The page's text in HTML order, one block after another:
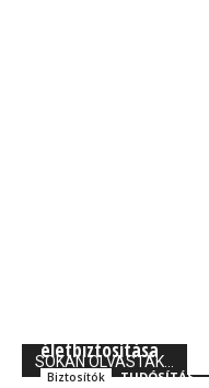
SOKAN OLVASTÁK...
életbiztosítása
Biztosítók TUDÓSÍTÁS